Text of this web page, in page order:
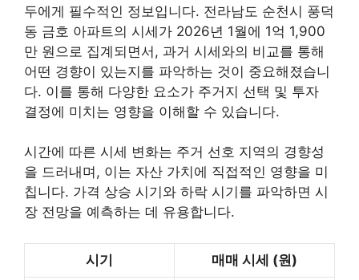
두에게 필수적인 정보입니다. 전라남도 순천시 풍덕
동 금호 아파트의 시세가 2026년 1월에 1억 1,900
만 원으로 집계되면서, 과거 시세와의 비교를 통해
어떤 경향이 있는지를 파악하는 것이 중요해졌습니
다. 이를 통해 다양한 요소가 주거지 선택 및 투자
결정에 미치는 영향을 이해할 수 있습니다.
시간에 따른 시세 변화는 주거 선호 지역의 경향성
을 드러내며, 이는 자산 가치에 직접적인 영향을 미
칩니다. 가격 상승 시기와 하락 시기를 파악하면 시
장 전망을 예측하는 데 유용합니다.
시기 매매 시세 (원)